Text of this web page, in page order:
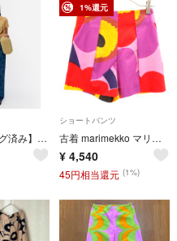
【クリーニング済み】Maridenim Loose Unikko ジーンズ 28サイズ
1%還元
ショートパンツ
古着 marimekko マリメッコ 総柄 ショートパンツ 34 マルチ レディース
¥ 4,540
45円相当還元 (1%)